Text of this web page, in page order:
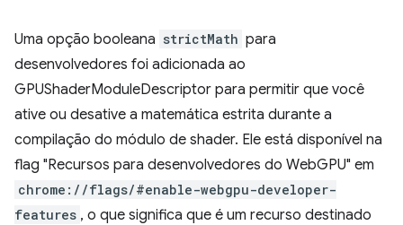
Uma opção booleana strictMath para
desenvolvedores foi adicionada ao
GPUShaderModuleDescriptor para permitir que você
ative ou desative a matemática estrita durante a
compilação do módulo de shader. Ele está disponível na
flag "Recursos para desenvolvedores do WebGPU" em
chrome://flags/#enable-webgpu-developer-
features , o que significa que é um recurso destinado